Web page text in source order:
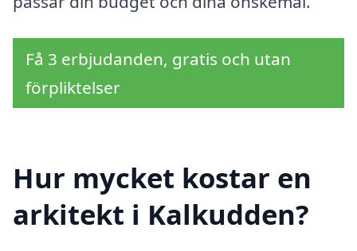
Få 3 erbjudanden, gratis och utan
förpliktelser
Hur mycket kostar en
arkitekt i Kalkudden?